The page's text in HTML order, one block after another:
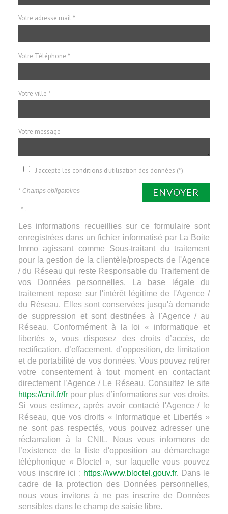
Votre adresse mail *
Votre Téléphone *
Votre ville *
Votre message
J'accepte les conditions d'utilisation des données (*)
* Champs obligatoires ENVOYER
* :
Les informations recueillies sur ce formulaire sont
enregistrées dans un fichier informatisé par La Boite
Immo agissant comme Sous-traitant du traitement
pour la gestion de la clientèle/prospects de l'Agence
/ du Réseau qui reste Responsable du Traitement de
vos Données personnelles. La base légale du
traitement repose sur l'intérêt légitime de l'Agence /
du Réseau. Elles sont conservées jusqu'à demande
de suppression et sont destinées à l'Agence / au
Réseau. Conformément à la loi « informatique et
libertés », vous disposez des droits d’accès, de
rectification, d’effacement, d’opposition, de limitation
et de portabilité de vos données. Vous pouvez retirer
votre consentement à tout moment en contactant
directement l’Agence / Le Réseau. Consultez le site
https://cnil.fr/fr pour plus d’informations sur vos droits.
Si vous estimez, après avoir contacté l'Agence / le
Réseau, que vos droits « Informatique et Libertés »
ne sont pas respectés, vous pouvez adresser une
réclamation à la CNIL. Nous vous informons de
l’existence de la liste d'opposition au démarchage
téléphonique « Bloctel », sur laquelle vous pouvez
vous inscrire ici : https://www.bloctel.gouv.fr. Dans le
cadre de la protection des Données personnelles,
nous vous invitons à ne pas inscrire de Données
sensibles dans le champ de saisie libre.